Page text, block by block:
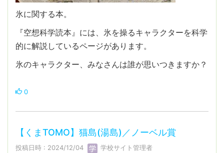
氷に関する本。
『空想科学読本』には、氷を操るキャラクターを科学
的に解説しているページがあります。
氷のキャラクター、みなさんは誰が思いつきますか？
0
【くまTOMO】猫島(湯島)／ノーベル賞
投稿日時 : 2024/12/04 学校サイト管理者